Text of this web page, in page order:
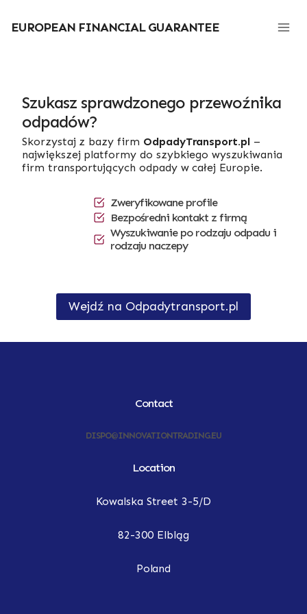
treści
EUROPEAN FINANCIAL GUARANTEE
Szukasz sprawdzonego przewoźnika
odpadów?
Skorzystaj z bazy firm OdpadyTransport.pl–
największej platformy do szybkiego wyszukiwania
firm transportujących odpady w całej Europie.
Zweryfikowane profile
Bezpośredni kontakt z firmą
Wyszukiwanie po rodzaju odpadu i
rodzaju naczepy
Wejdź na Odpadytransport.pl
Contact
DISPO@INNOVATIONTRADING.EU
Location
Kowalska Street 3-5/D
82-300 Elbląg
Poland